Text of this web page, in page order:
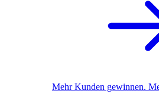
Mehr Kunden gewinnen.